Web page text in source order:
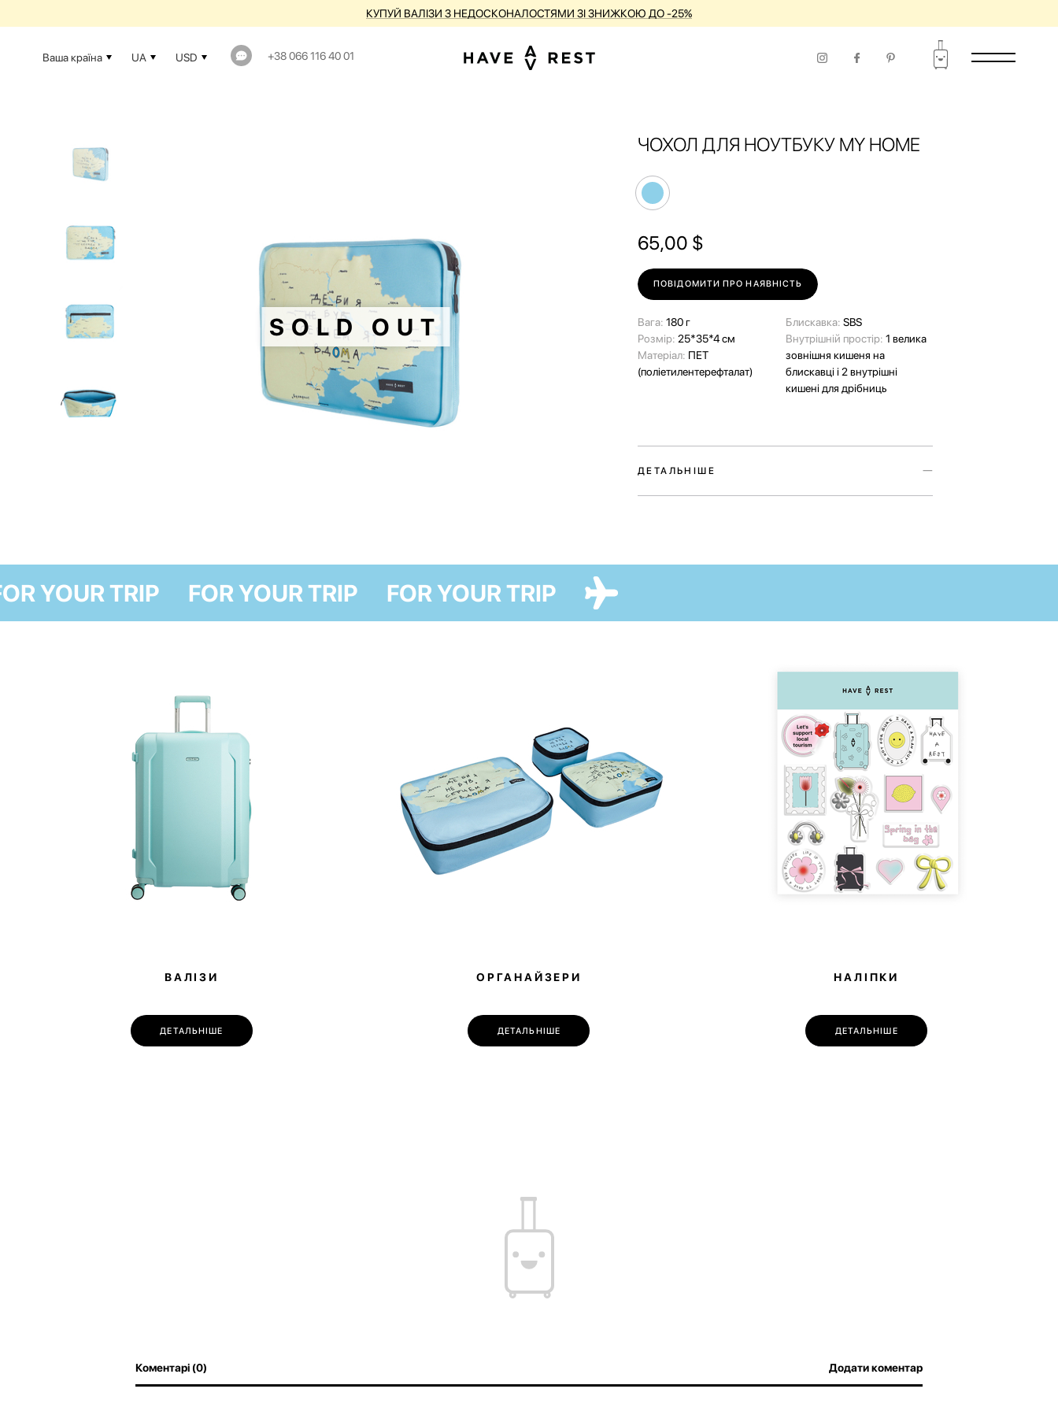
КУПУЙ ВАЛІЗИ З НЕДОСКОНАЛОСТЯМИ ЗІ ЗНИЖКОЮ ДО -25%
Ваша країна UA USD +38 066 116 40 01
SOLD OUT
ЧОХОЛ ДЛЯ НОУТБУКУ MY HOME
65,00 $
ПОВІДОМИТИ ПРО НАЯВНІСТЬ
Вага: 180 г
Розмір: 25*35*4 см
Матеріал: ПЕТ
(поліетилентерефталат)
Блискавка: SBS
Внутрішній простір: 1 велика
зовнішня кишеня на
блискавці і 2 внутрішні
кишені для дрібниць
ДЕТАЛЬНІШЕ
перевіряти відповідність розмірів вашого ноутбуку та чохлу
FOR YOUR TRIP FOR YOUR TRIP FOR YOUR TRIP
ВАЛІЗИ
ДЕТАЛЬНІШЕ
ОРГАНАЙЗЕРИ
ДЕТАЛЬНІШЕ
НАЛІПКИ
ДЕТАЛЬНІШЕ
Коментарі (0) Додати коментар